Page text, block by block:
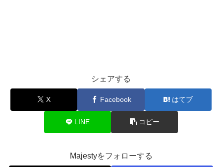
シェアする
X Facebook はてブ
LINE コピー
Majestyをフォローする